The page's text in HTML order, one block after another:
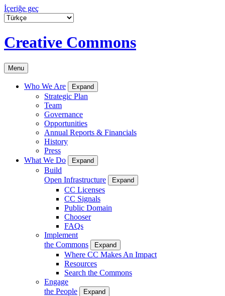
İçeriğe geç
Creative Commons
Menu
Who We Are Expand
Strategic Plan
Team
Governance
Opportunities
Annual Reports & Financials
History
Press
What We Do
Expand
Build
Open Infrastructure
Expand
CC Licenses
CC Signals
Public Domain
Chooser
FAQs
Implement
the Commons
Expand
Where CC Makes An Impact
Resources
Search the Commons
Engage
the People
Expand